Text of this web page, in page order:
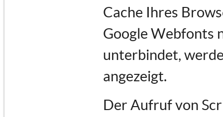
Cache Ihres
Google Webfonts
unterbindet,
angezeigt.
Der Aufruf von